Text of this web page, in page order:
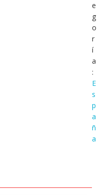
e
g
o
r
í
a
:
E
s
p
a
ñ
a